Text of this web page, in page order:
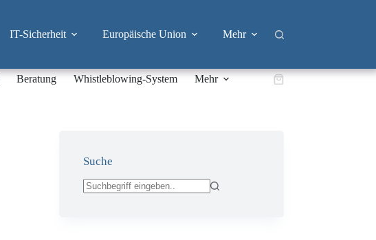
IT-Sicherheit Europäische Union Mehr
Beratung Whistleblowing-System Mehr Warenkorb
Suche